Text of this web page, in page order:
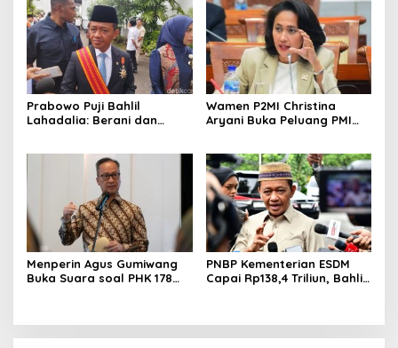
Prabowo Puji Bahlil
Lahadalia: Berani dan
Wamen P2MI Christina
Aryani Buka Peluang PMI
Menperin Agus Gumiwang
Buka Suara soal PHK 178
PNBP Kementerian ESDM
Capai Rp138,4 Triliun, Bahlil